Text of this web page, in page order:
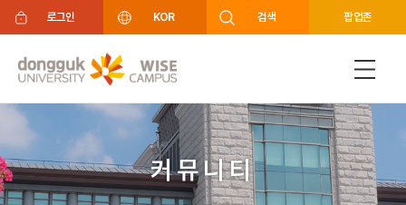
주메뉴 바로가기
푸터 바로가기
로그인 KOR 검색 팝업존
커뮤니티